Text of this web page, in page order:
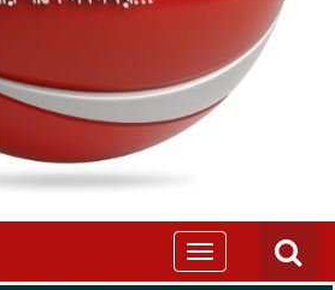
Toggle
navigation